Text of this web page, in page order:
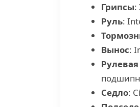
Грипсы:
Руль:
Вынос:
Седло: